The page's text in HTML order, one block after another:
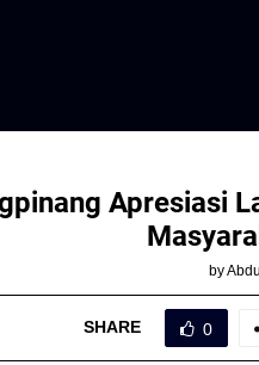
Apresiasi
by
SHARE 0